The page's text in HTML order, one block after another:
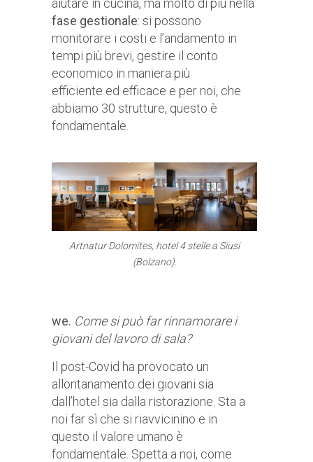
aiutare in cucina, ma molto di più nella
fase gestionale: si possono
monitorare i costi e l’andamento in
tempi più brevi, gestire il conto
economico in maniera più
efficiente ed efficace e per noi, che
abbiamo 30 strutture, questo è
fondamentale.
Artnatur Dolomites, hotel 4 stelle a Siusi
(Bolzano).
we. Come si può far rinnamorare i
giovani del lavoro di sala?
Il post-Covid ha provocato un
allontanamento dei giovani sia
dall’hotel sia dalla ristorazione. Sta a
noi far sì che si riavvicinino e in
questo il valore umano è
fondamentale. Spetta a noi, come